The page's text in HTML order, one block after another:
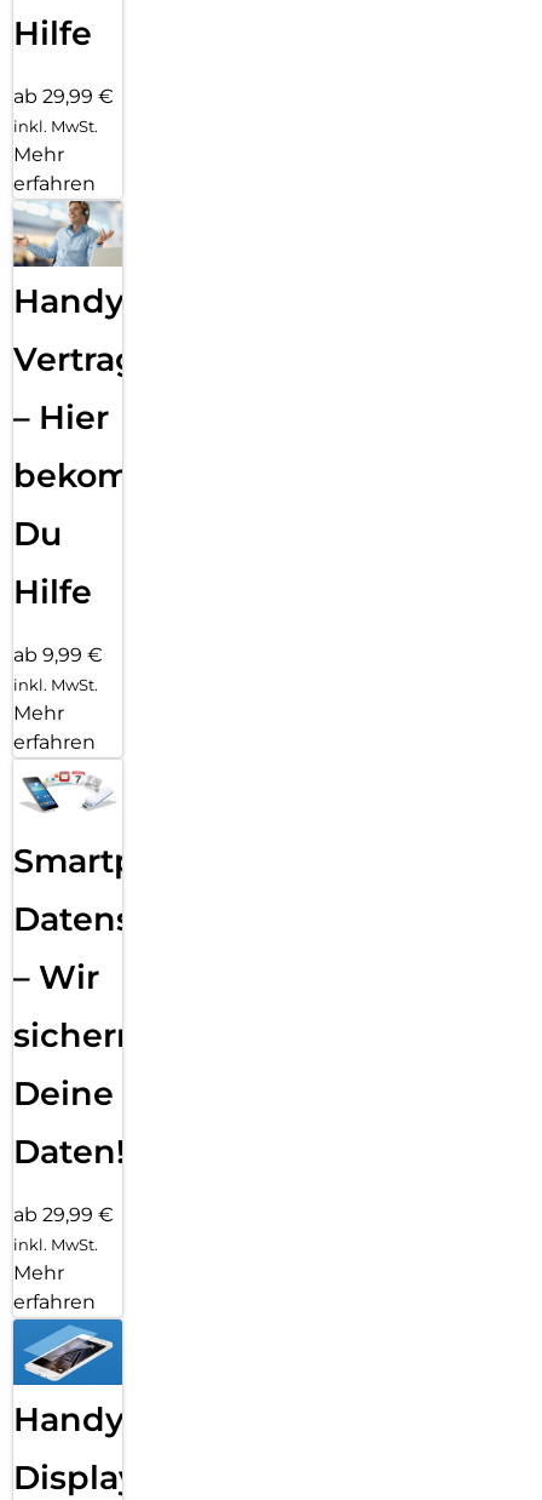
Hilfe
ab 29,99 €
inkl. MwSt.
Mehr
erfahren
Handy
Vertragsabwicklung
– Hier
bekommst
Du
Hilfe
ab 9,99 €
inkl. MwSt.
Mehr
erfahren
Smartphone
Datensicherung
– Wir
sichern
Deine
Daten!
ab 29,99 €
inkl. MwSt.
Mehr
erfahren
Handy
Displayfolie